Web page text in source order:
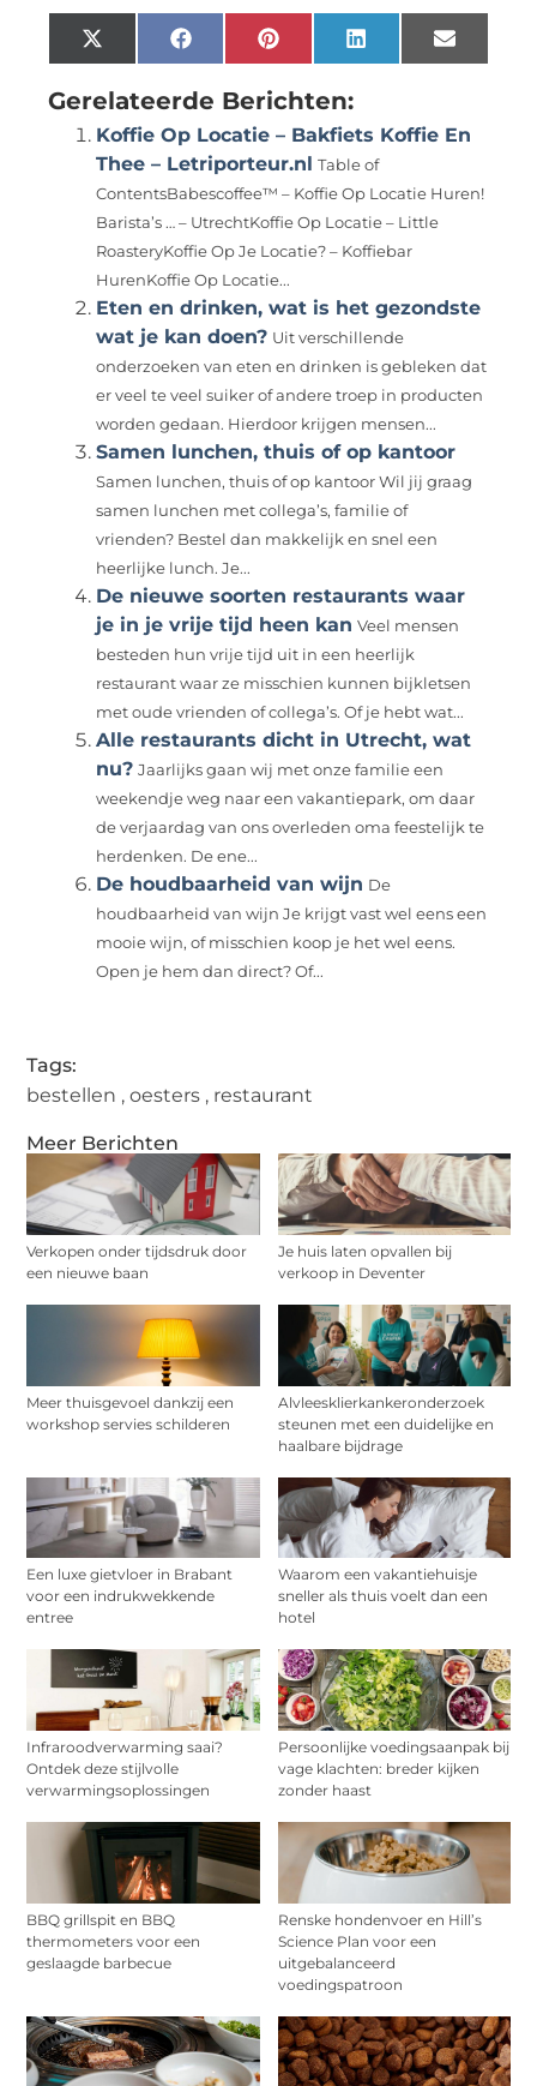
Meer Berichten
Verkopen onder tijdsdruk door
een nieuwe baan
Je huis laten opvallen bij
verkoop in Deventer
Meer thuisgevoel dankzij een
workshop servies schilderen
Alvleesklierkankeronderzoek
steunen met een duidelijke en
haalbare bijdrage
Een luxe gietvloer in Brabant
voor een indrukwekkende
entree
Waarom een vakantiehuisje
sneller als thuis voelt dan een
hotel
Infraroodverwarming saai?
Ontdek deze stijlvolle
verwarmingsoplossingen
Persoonlijke voedingsaanpak bij
vage klachten: breder kijken
zonder haast
BBQ grillspit en BBQ
thermometers voor een
geslaagde barbecue
Renske hondenvoer en Hill’s
Science Plan voor een
uitgebalanceerd
voedingspatroon
X
(Twitter)
FacebookPinterestLinkedInEmail
Gerelateerde Berichten:
Koffie Op Locatie – Bakfiets Koffie En
Thee – Letriporteur.nl Table of
ContentsBabescoffee™ – Koffie Op Locatie Huren!
Barista’s … – UtrechtKoffie Op Locatie – Little
RoasteryKoffie Op Je Locatie? – Koffiebar
HurenKoffie Op Locatie...
Eten en drinken, wat is het gezondste
wat je kan doen? Uit verschillende
onderzoeken van eten en drinken is gebleken dat
er veel te veel suiker of andere troep in producten
worden gedaan. Hierdoor krijgen mensen...
Samen lunchen, thuis of op kantoor
Samen lunchen, thuis of op kantoor Wil jij graag
samen lunchen met collega’s, familie of
vrienden? Bestel dan makkelijk en snel een
heerlijke lunch. Je...
De nieuwe soorten restaurants waar
je in je vrije tijd heen kan Veel mensen
besteden hun vrije tijd uit in een heerlijk
restaurant waar ze misschien kunnen bijkletsen
met oude vrienden of collega’s. Of je hebt wat...
Alle restaurants dicht in Utrecht, wat
nu? Jaarlijks gaan wij met onze familie een
weekendje weg naar een vakantiepark, om daar
de verjaardag van ons overleden oma feestelijk te
herdenken. De ene...
De houdbaarheid van wijn De
houdbaarheid van wijn Je krijgt vast wel eens een
mooie wijn, of misschien koop je het wel eens.
Open je hem dan direct? Of...
Tags:
bestellen ,oesters , restaurant